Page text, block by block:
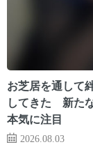
お芝居を通して
してきた 新た
本気に注目
2026.08.03